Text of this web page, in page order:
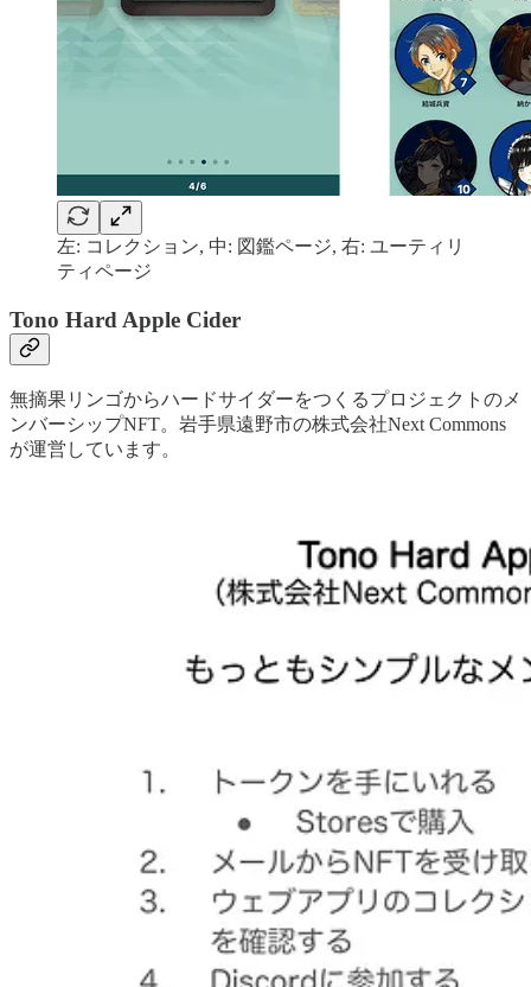
左: コレクション, 中: 図鑑ページ, 右: ユーティリ
ティページ
Tono Hard Apple Cider
無摘果リンゴからハードサイダーをつくるプロジェクトのメ
ンバーシップNFT。岩手県遠野市の株式会社Next Commons
が運営しています。